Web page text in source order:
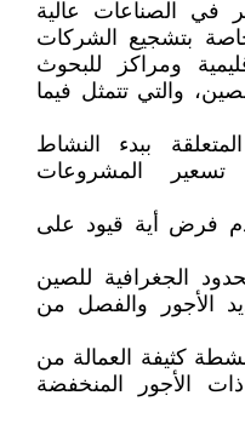
في الصناعات عالية
بتشجيع الشركات
ومراكز للبحوث
والتي تتمثل فيما
ببدء النشاط
تسعير المشروعات
بنسبة 100% وعدم فرض أية قيود على
الجغرافية للصين
الأجور والفصل من
كثيفة العمالة من
الأجور المنخفضة